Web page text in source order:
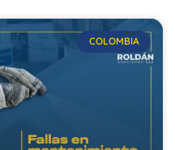
COLOMBIA